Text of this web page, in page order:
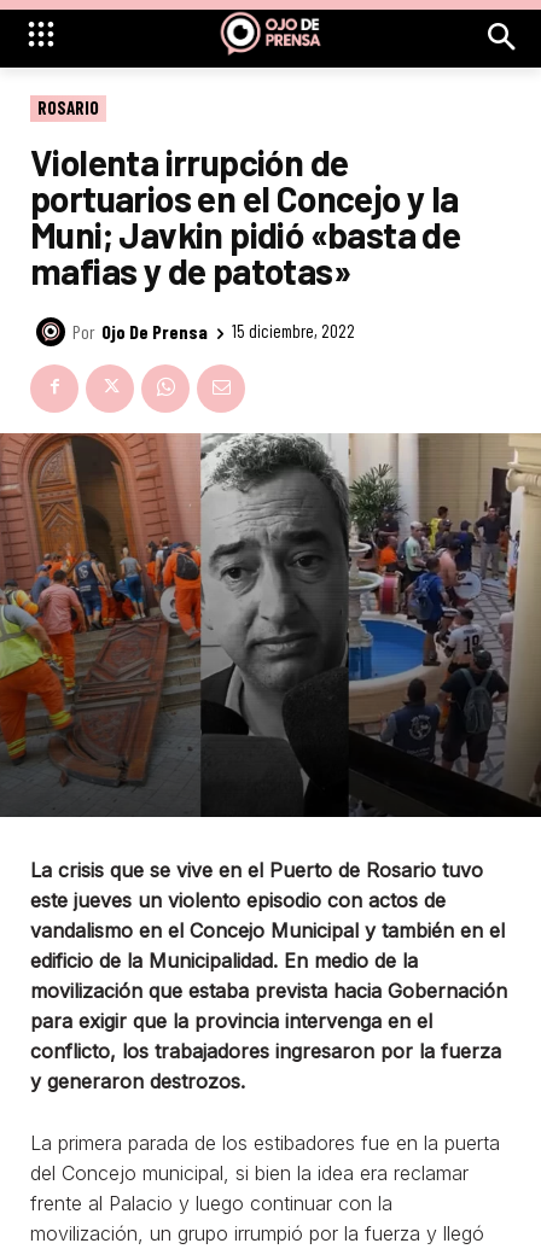
ROSARIO
Violenta irrupción de
portuarios en el Concejo y la
Muni; Javkin pidió «basta de
mafias y de patotas»
Por Ojo De Prensa 15 diciembre, 2022
La crisis que se vive en el Puerto de Rosario tuvo
este jueves un violento episodio con actos de
vandalismo en el Concejo Municipal y también en el
edificio de la Municipalidad. En medio de la
movilización que estaba prevista hacia Gobernación
para exigir que la provincia intervenga en el
conflicto, los trabajadores ingresaron por la fuerza
y generaron destrozos.
La primera parada de los estibadores fue en la puerta
del Concejo municipal, si bien la idea era reclamar
frente al Palacio y luego continuar con la
movilización, un grupo irrumpió por la fuerza y llegó